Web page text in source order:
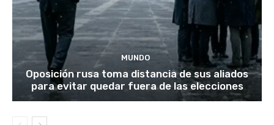
MUNDO
Oposición rusa toma distancia de sus aliados
para evitar quedar fuera de las elecciones